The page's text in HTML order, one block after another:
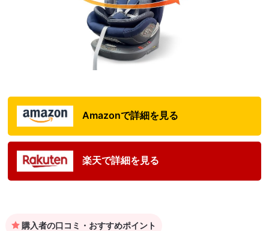
Amazonで詳細を見る
楽天で詳細を見る
購入者の口コミ・おすすめポイント